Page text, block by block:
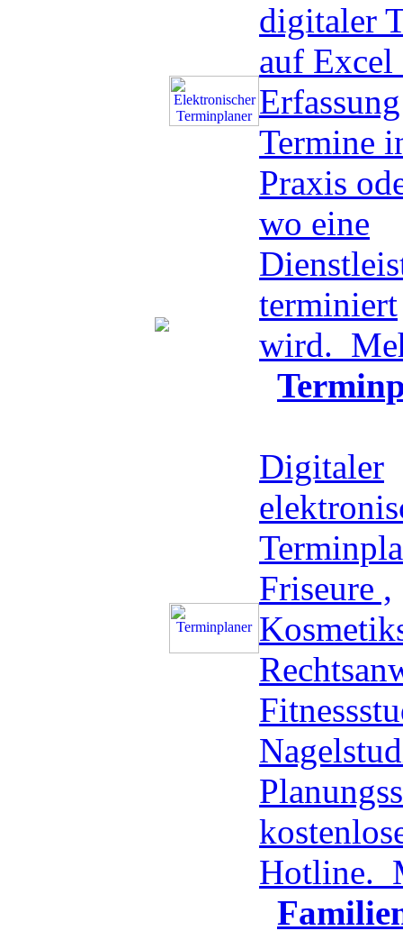
digitaler
auf Excel
Termine
Praxis
wo eine
terminiert
wird.
Digitaler
Friseure ,
Hotline.